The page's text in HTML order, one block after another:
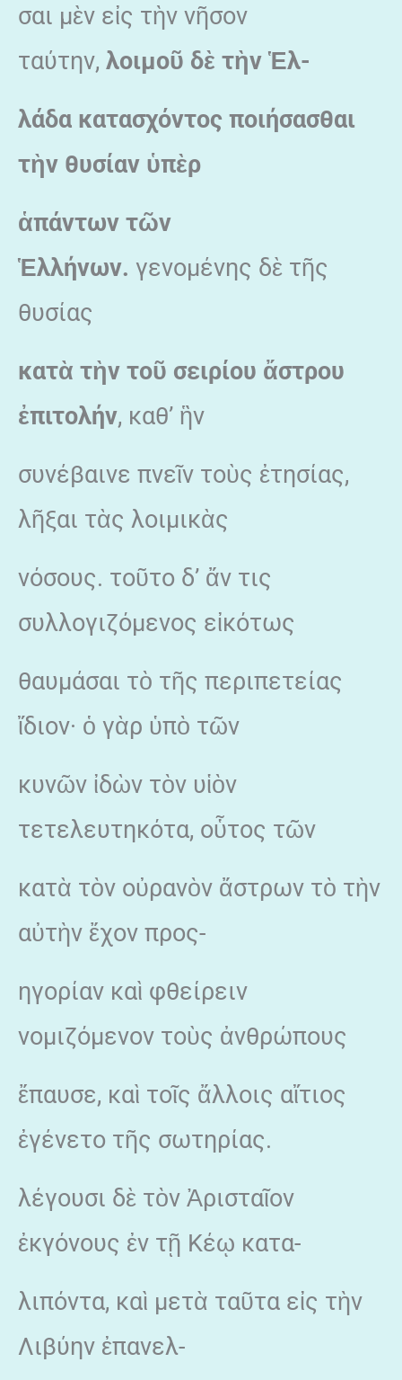
σαι μὲν εἰς τὴν νῆσον
ταύτην, λοιμοῦ δὲ τὴν Ἑλ-
λάδα κατασχόντος ποιήσασθαι
τὴν θυσίαν ὑπὲρ
ἁπάντων τῶν
Ἑλλήνων. γενομένης δὲ τῆς
θυσίας
κατὰ τὴν τοῦ σειρίου ἄστρου
ἐπιτολήν, καθ’ ἣν
συνέβαινε πνεῖν τοὺς ἐτησίας,
λῆξαι τὰς λοιμικὰς
νόσους. τοῦτο δ’ ἄν τις
συλλογιζόμενος εἰκότως
θαυμάσαι τὸ τῆς περιπετείας
ἴδιον· ὁ γὰρ ὑπὸ τῶν
κυνῶν ἰδὼν τὸν υἱὸν
τετελευτηκότα, οὗτος τῶν
κατὰ τὸν οὐρανὸν ἄστρων τὸ τὴν
αὐτὴν ἔχον προς-
ηγορίαν καὶ φθείρειν
νομιζόμενον τοὺς ἀνθρώπους
ἔπαυσε, καὶ τοῖς ἄλλοις αἴτιος
ἐγένετο τῆς σωτηρίας.
λέγουσι δὲ τὸν Ἀρισταῖον
ἐκγόνους ἐν τῇ Κέῳ κατα-
λιπόντα, καὶ μετὰ ταῦτα εἰς τὴν
Λιβύην ἐπανελ-